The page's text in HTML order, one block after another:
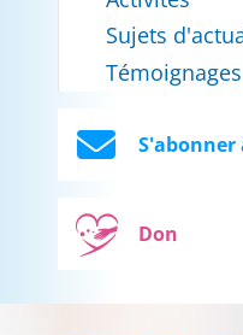
Sujets
Témoignages
Don